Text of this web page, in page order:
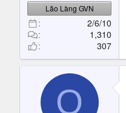
Lão Làng GVN
2/6/10
1,310
307
O